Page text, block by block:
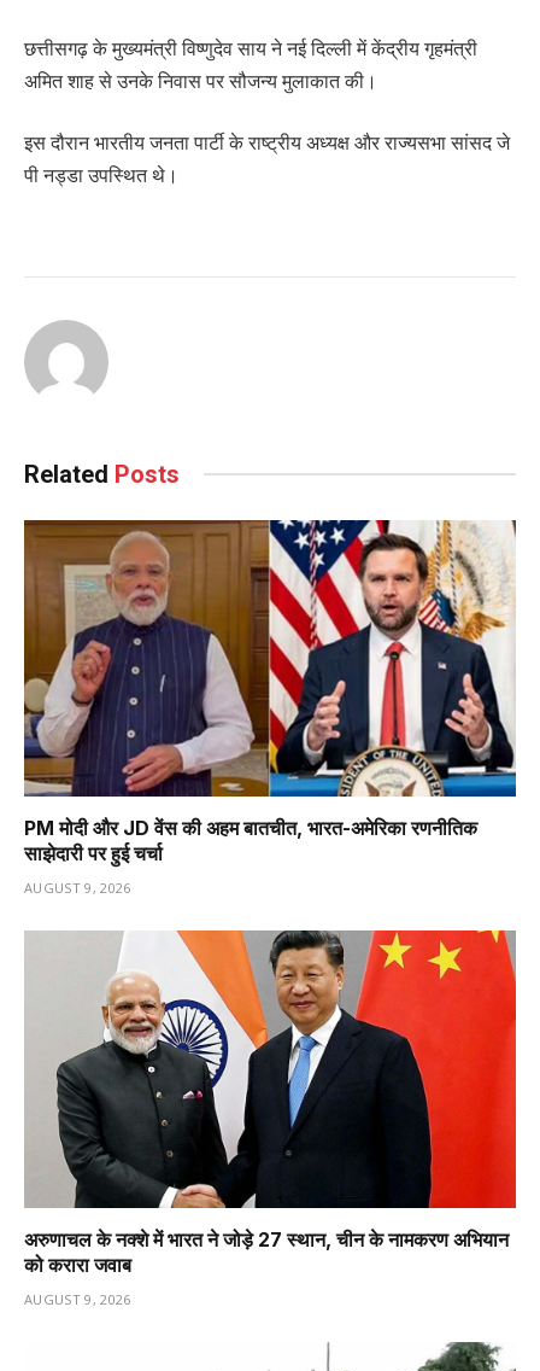
छत्तीसगढ़ के मुख्यमंत्री विष्णुदेव साय ने नई दिल्ली में केंद्रीय गृहमंत्री
अमित शाह से उनके निवास पर सौजन्य मुलाकात की।
इस दौरान भारतीय जनता पार्टी के राष्ट्रीय अध्यक्ष और राज्यसभा सांसद जे
पी नड्डा उपस्थित थे।
Related Posts
PM मोदी और JD वेंस की अहम बातचीत, भारत-अमेरिका रणनीतिक
साझेदारी पर हुई चर्चा
AUGUST 9, 2026
अरुणाचल के नक्शे में भारत ने जोड़े 27 स्थान, चीन के नामकरण अभियान
को करारा जवाब
AUGUST 9, 2026